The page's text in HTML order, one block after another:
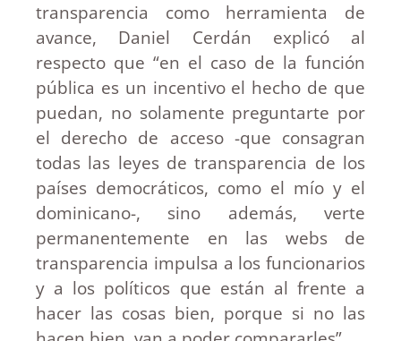
transparencia como herramienta de
avance, Daniel Cerdán explicó al
respecto que “en el caso de la función
pública es un incentivo el hecho de que
puedan, no solamente preguntarte por
el derecho de acceso -que consagran
todas las leyes de transparencia de los
países democráticos, como el mío y el
dominicano-, sino además, verte
permanentemente en las webs de
transparencia impulsa a los funcionarios
y a los políticos que están al frente a
hacer las cosas bien, porque si no las